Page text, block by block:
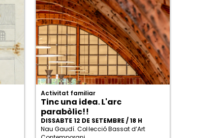
Activitat familiar
Tinc una idea. L'arc
parabòlic!!
DISSABTE 12 DE SETEMBRE / 18 H
Nau Gaudí. Col·lecció Bassat d’Art